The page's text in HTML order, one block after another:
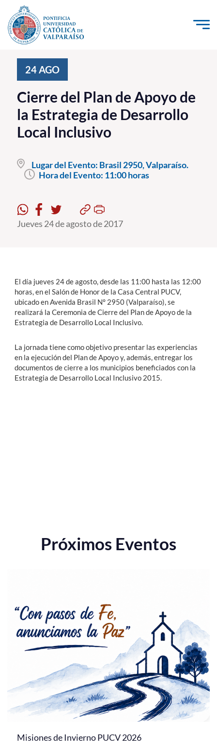
Click acá para ir directamente al contenido
Investigación, Creación e Innovación
PUCV Internacional
Vinculación con el Medio
Pregrado
Formación Continua
Funcionarios
Alumni
24AGO
Cierre del Plan de Apoyo de
la Estrategia de Desarrollo
Local Inclusivo
Lugar del Evento: Brasil 2950, Valparaíso.
Hora del Evento: 11:00 horas
Jueves 24 de agosto de 2017
El día jueves 24 de agosto, desde las 11:00 hasta las 12:00
horas, en el Salón de Honor de la Casa Central PUCV,
ubicado en Avenida Brasil N° 2950 (Valparaíso), se
realizará la Ceremonia de Cierre del Plan de Apoyo de la
Estrategia de Desarrollo Local Inclusivo.
La jornada tiene como objetivo presentar las experiencias
en la ejecución del Plan de Apoyo y, además, entregar los
documentos de cierre a los municipios beneficiados con la
Estrategia de Desarrollo Local Inclusivo 2015.
Próximos Eventos
Misiones de Invierno PUCV 2026